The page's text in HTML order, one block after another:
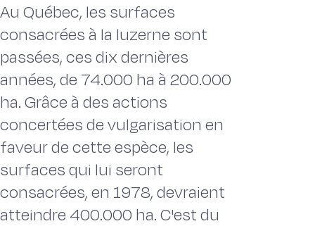
Au Québec, les surfaces
consacrées à la luzerne sont
passées, ces dix dernières
années, de 74.000 ha à 200.000
ha. Grâce à des actions
concertées de vulgarisation en
faveur de cette espèce, les
surfaces qui lui seront
consacrées, en 1978, devraient
atteindre 400.000 ha. C'est du